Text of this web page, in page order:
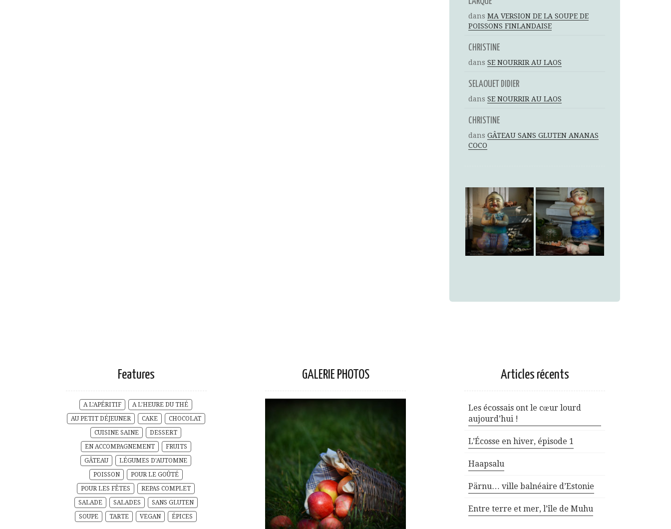
dans MA VERSION DE LA SOUPE DE
POISSONS FINLANDAISE
CHRISTINE
dans SE NOURRIR AU LAOS
SELAOUET DIDIER
dans SE NOURRIR AU LAOS
CHRISTINE
dans GÂTEAU SANS GLUTEN ANANAS
COCO
Features
A L'APÉRITIF
A L'HEURE DU THÉ
AU PETIT DÉJEUNER
CAKE
CHOCOLAT
CUISINE SAINE
DESSERT
EN ACCOMPAGNEMENT
FRUITS
GÂTEAU
LÉGUMES D'AUTOMNE
POISSON
POUR LE GOÛTÉ
POUR LES FÊTES
REPAS COMPLET
SALADE
SALADES
SANS GLUTEN
SOUPE
TARTE VEGAN ÉPICES
GALERIE PHOTOS Articles récents
Les écossais ont le cœur lourd
aujourd’hui !
L’Écosse en hiver, épisode 1
Haapsalu
Pärnu… ville balnéaire d’Estonie
Entre terre et mer, l’île de Muhu